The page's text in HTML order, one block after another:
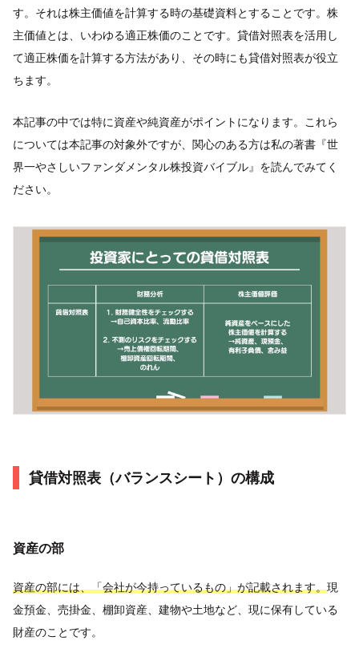
す。それは株主価値を計算する時の基礎資料とすることです。株
主価値とは、いわゆる適正株価のことです。貸借対照表を活用し
て適正株価を計算する方法があり、その時にも貸借対照表が役立
ちます。
本記事の中では特に資産や純資産がポイントになります。これら
については本記事の対象外ですが、関心のある方は私の著書『世
界一やさしいファンダメンタル株投資バイブル』を読んでみてく
ださい。
貸借対照表（バランスシート）の構成
資産の部
資産の部には、「会社が今持っているもの」が記載されます。現
金預金、売掛金、棚卸資産、建物や土地など、現に保有している
財産のことです。